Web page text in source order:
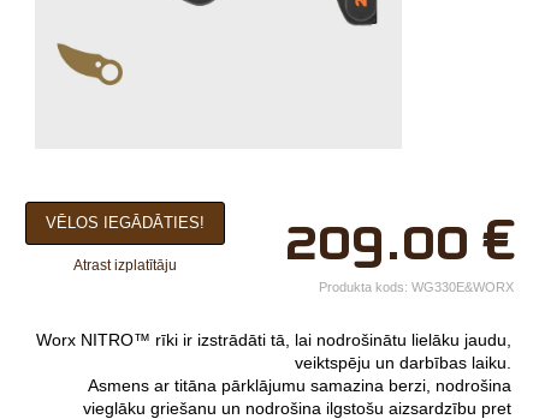
×
Jūsu vārds*
Uzņēmuma
tālr.*
E-pasts*
209.00 €
VĒLOS IEGĀDĀTIES!
Atrast izplatītāju
Produkta kods: WG330E&WORX
Worx NITRO™ rīki ir izstrādāti tā, lai nodrošinātu lielāku jaudu,
veiktspēju un darbības laiku.
Asmens ar titāna pārklājumu samazina berzi, nodrošina
vieglāku griešanu un nodrošina ilgstošu aizsardzību pret